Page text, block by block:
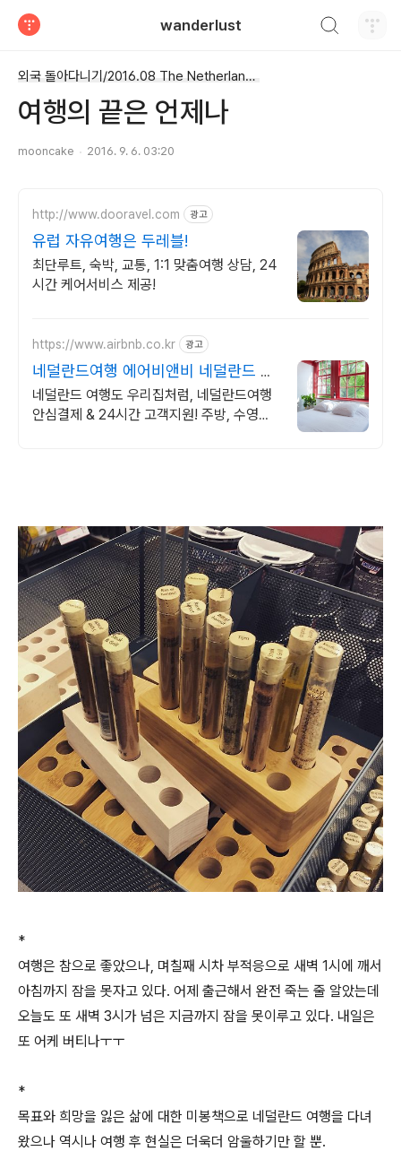
wanderlust
외국 돌아다니기/2016.08 The Netherlands
여행의 끝은 언제나
mooncake 2016. 9. 6. 03:20
http://www.dooravel.com 광고
유럽 자유여행은 두레블!
최단루트, 숙박, 교통, 1:1 맞춤여행 상담, 24
시간 케어서비스 제공!
https://www.airbnb.co.kr 광고
네덜란드여행 에어비앤비 네덜란드 인
기숙소 둘러보기
네덜란드 여행도 우리집처럼, 네덜란드여행
안심결제 & 24시간 고객지원! 주방, 수영장,
*
여행은 참으로 좋았으나, 며칠째 시차 부적응으로 새벽 1시에 깨서
아침까지 잠을 못자고 있다. 어제 출근해서 완전 죽는 줄 알았는데
오늘도 또 새벽 3시가 넘은 지금까지 잠을 못이루고 있다. 내일은
또 어케 버티나ㅜㅜ
*
목표와 희망을 잃은 삶에 대한 미봉책으로 네덜란드 여행을 다녀
왔으나 역시나 여행 후 현실은 더욱더 암울하기만 할 뿐.